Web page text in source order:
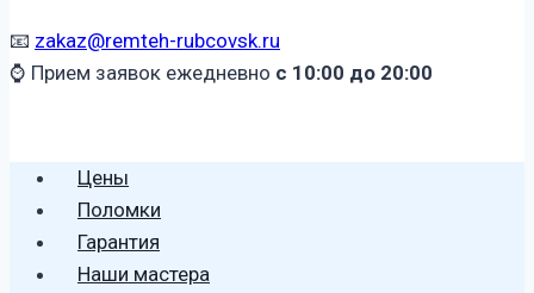
📧 zakaz@remteh-rubcovsk.ru
⌚ Прием заявок ежедневно с 10:00 до 20:00
Цены
Поломки
Гарантия
Наши мастера